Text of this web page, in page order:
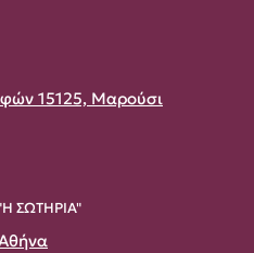
15125, Μαρούσι
ΣΩΤΗΡΙΑ"